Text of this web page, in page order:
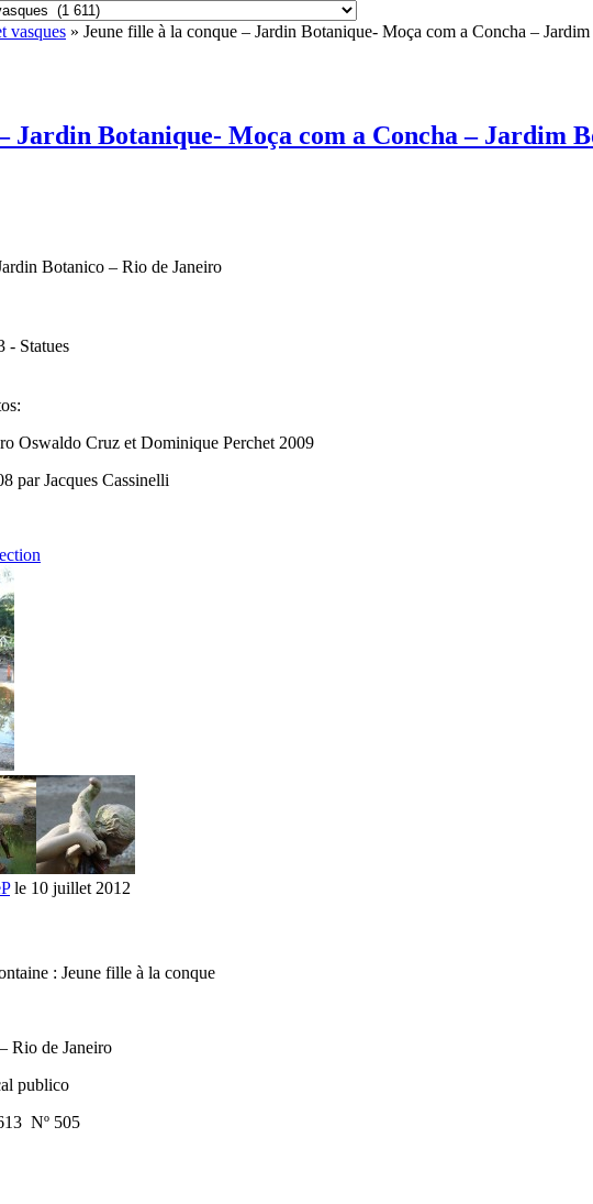
vasques » Jeune fille à la conque – Jardin Botanique- Moça com a Concha –
Jardin Botanique- Moça com a Concha – Jardim
Botanico – Rio de Janeiro
- Statues
Oswaldo Cruz et Dominique Perchet 2009
par Jacques Cassinelli
le 10 juillet 2012
: Jeune fille à la conque
Rio de Janeiro
publico
Nº 505